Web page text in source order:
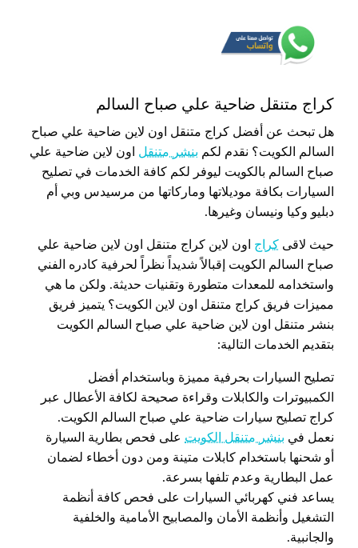
كراج متنقل ضاحية علي صباح السالم
هل تبحث عن أفضل كراج متنقل اون لاين ضاحية علي صباح
السالم الكويت؟ نقدم لكم بنشر متنقل اون لاين ضاحية علي
صباح السالم بالكويت ليوفر لكم كافة الخدمات في تصليح
السيارات بكافة موديلاتها وماركاتها من مرسيدس وبي أم
دبليو وكيا ونيسان وغيرها.
حيث لاقى كراج اون لاين كراج متنقل اون لاين ضاحية علي
صباح السالم الكويت إقبالاً شديداً نظراً لحرفية كادره الفني
واستخدامه للمعدات متطورة وتقنيات حديثة. ولكن ما هي
مميزات فريق كراج متنقل اون لاين الكويت؟ يتميز فريق
بنشر متنقل اون لاين ضاحية علي صباح السالم الكويت
بتقديم الخدمات التالية:
تصليح السيارات بحرفية مميزة وباستخدام أفضل
الكمبيوترات والكابلات وقراءة صحيحة لكافة الأعطال عبر
كراج تصليح سيارات ضاحية علي صباح السالم الكويت.
نعمل في بنشر متنقل الكويت على فحص بطارية السيارة
أو شحنها باستخدام كابلات متينة ومن دون أخطاء لضمان
عمل البطارية وعدم تلفها بسرعة.
يساعد فني كهربائي السيارات على فحص كافة أنظمة
التشغيل وأنظمة الأمان والمصابيح الأمامية والخلفية
والجانبية.